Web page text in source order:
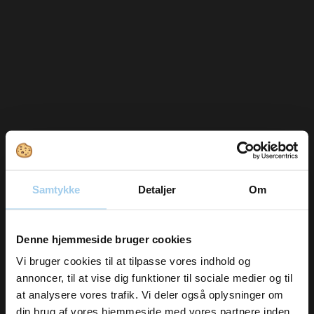
Samtykke Detaljer Om
Denne hjemmeside bruger cookies
Vi bruger cookies til at tilpasse vores indhold og
annoncer, til at vise dig funktioner til sociale medier og til
at analysere vores trafik. Vi deler også oplysninger om
din brug af vores hjemmeside med vores partnere inden
Vil du modtage
inspiration og
nyheder fra os?